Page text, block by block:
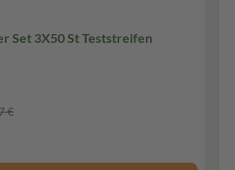
Set 3X50 St Teststreifen
€